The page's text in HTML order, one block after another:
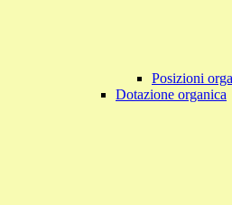
Posizioni
Dotazione organica